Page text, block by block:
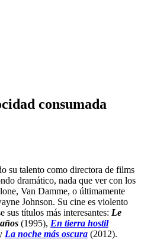
consumada
su talento como directora de films
dramático, nada que ver con los
Van Damme, o últimamente
Johnson. Su cine es violento
sus títulos más interesantes: Le
(1995), En tierra hostil
La noche más oscura (2012).